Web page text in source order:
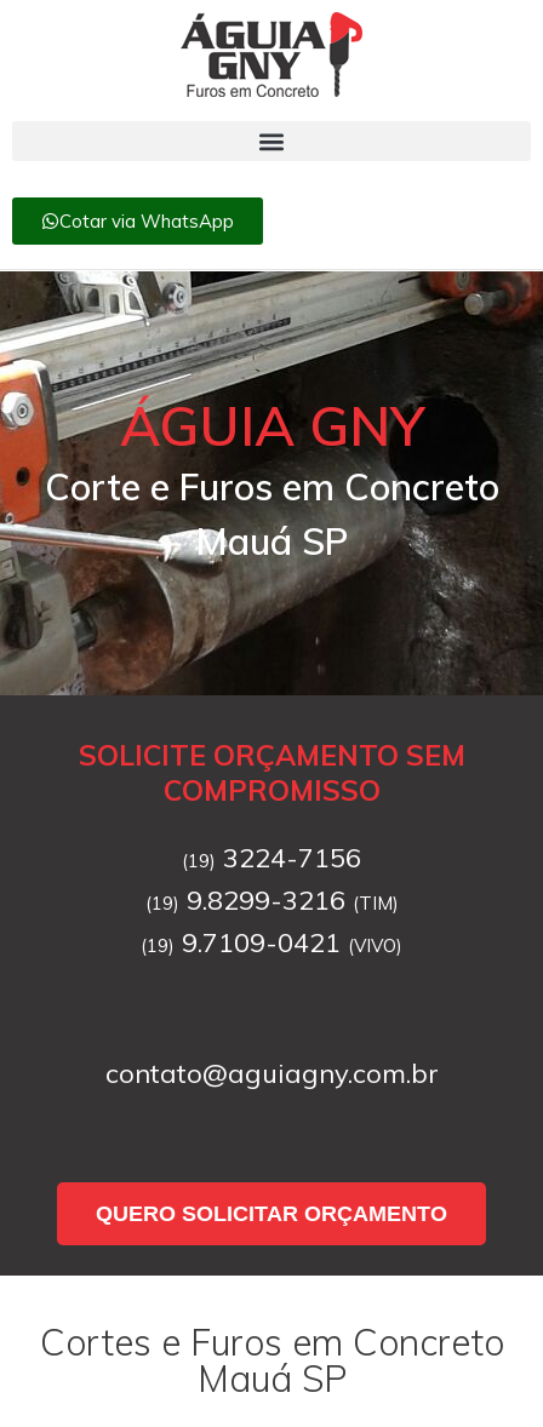
Cotar via WhatsApp
ÁGUIA GNY
Corte e Furos em Concreto
Mauá SP
SOLICITE ORÇAMENTO SEM
COMPROMISSO
(19) 3224-7156
(19) 9.8299-3216 (TIM)
(19) 9.7109-0421 (VIVO)
contato@aguiagny.com.br
QUERO SOLICITAR ORÇAMENTO
Cortes e Furos em Concreto
Mauá SP